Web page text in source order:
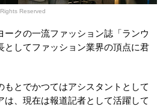
Reserved
ークの一流ファッション誌「ランウ
としてファッション業界の頂点に君
もとでかつてはアシスタントとして
は、現在は報道記者として活躍して